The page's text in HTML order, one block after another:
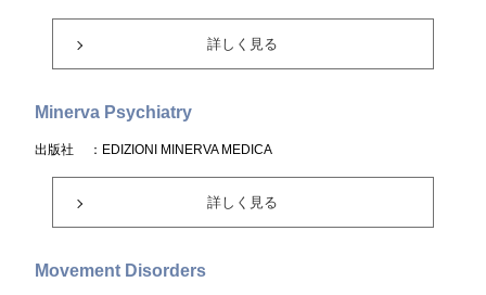
詳しく見る
Minerva Psychiatry
出版社 ：EDIZIONI MINERVA MEDICA
詳しく見る
Movement Disorders